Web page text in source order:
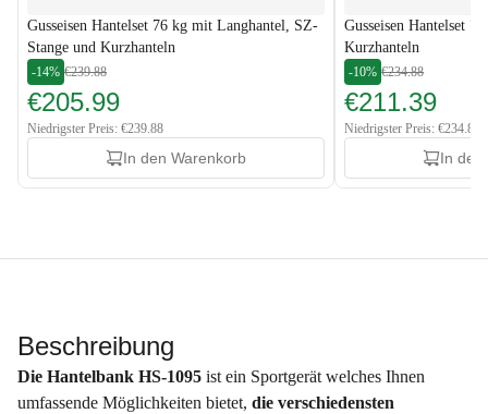
Gusseisen Hantelset 76 kg mit Langhantel, SZ-
Stange und Kurzhanteln
-14% €239.88
€205.99
Niedrigster Preis: €239.88
In den Warenkorb
Gusseisen Hantelset
Kurzhanteln
-10% €234.88
€211.39
Niedrigster Preis: €234.88
In den
Beschreibung
Die Hantelbank HS-1095 ist ein Sportgerät welches Ihnen
umfassende Möglichkeiten bietet, die verschiedensten